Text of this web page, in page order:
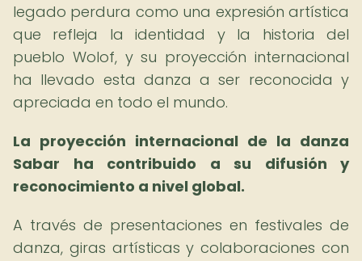
legado perdura como una expresión artística
que refleja la identidad y la historia del
pueblo Wolof, y su proyección internacional
ha llevado esta danza a ser reconocida y
apreciada en todo el mundo.
La proyección internacional de la danza
Sabar ha contribuido a su difusión y
reconocimiento a nivel global.
A través de presentaciones en festivales de
danza, giras artísticas y colaboraciones con